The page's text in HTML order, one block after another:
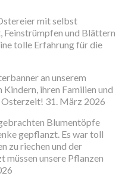
mit selbst
und Blättern
tolle Erfahrung für die
an unserem
ihren Familien und
Osterzeit! 31. März 2026
Blumentöpfe
gepflanzt. Es war toll
zu riechen und der
müssen unsere Pflanzen